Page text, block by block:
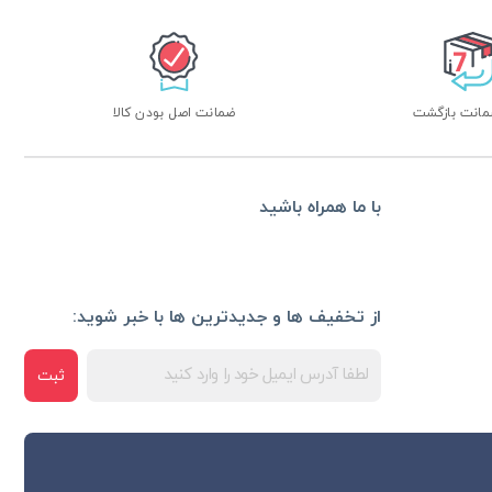
ضمانت اصل بودن کالا
از تخفیف ها و جدیدترین ها با خبر شوید:
ثبت
با ما همراه باشید